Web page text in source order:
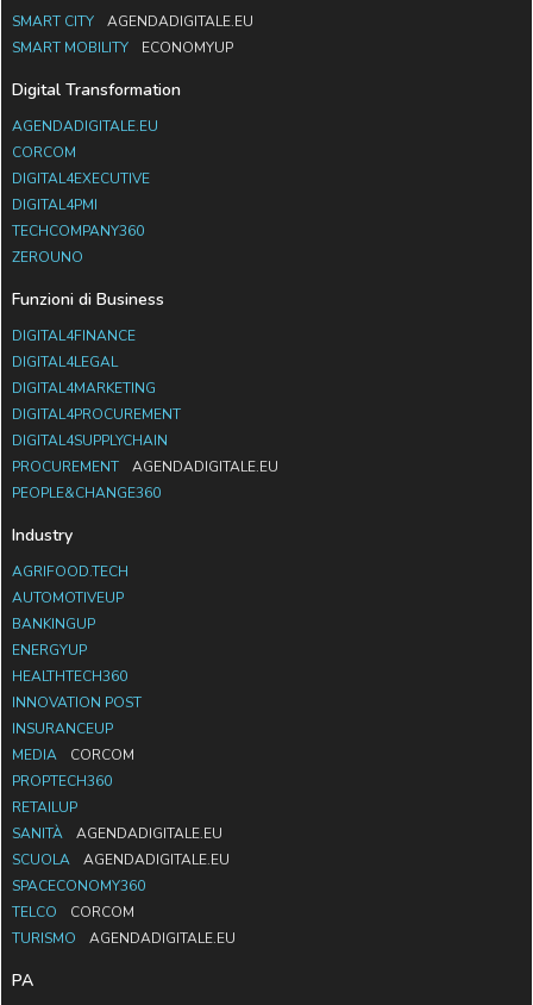
SMART CITY
AGENDADIGITALE.EU
SMART MOBILITY
ECONOMYUP
Digital Transformation
AGENDADIGITALE.EU
CORCOM
DIGITAL4EXECUTIVE
DIGITAL4PMI
TECHCOMPANY360
ZEROUNO
Funzioni di Business
DIGITAL4FINANCE
DIGITAL4LEGAL
DIGITAL4MARKETING
DIGITAL4PROCUREMENT
DIGITAL4SUPPLYCHAIN
PROCUREMENT
AGENDADIGITALE.EU
PEOPLE&CHANGE360
Industry
AGRIFOOD.TECH
AUTOMOTIVEUP
BANKINGUP
ENERGYUP
HEALTHTECH360
INNOVATION POST
INSURANCEUP
MEDIA
CORCOM
PROPTECH360
RETAILUP
SANITÀ
AGENDADIGITALE.EU
SCUOLA
AGENDADIGITALE.EU
SPACECONOMY360
TELCO
CORCOM
TURISMO
AGENDADIGITALE.EU
PA